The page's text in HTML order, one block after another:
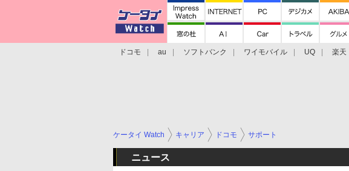
ドコモ au ソフトバンク ワイモバイル UQ 楽天
ケータイ Watch キャリア ドコモ サポート
ニュース